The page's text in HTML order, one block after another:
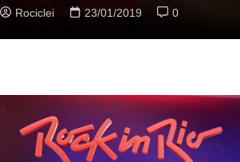
Rociclei 22/01/2019 0